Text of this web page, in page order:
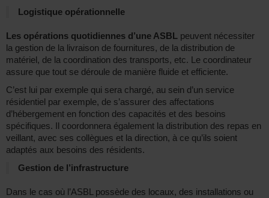
Logistique opérationnelle
Les opérations quotidiennes d’une ASBL peuvent nécessiter
la gestion de la livraison de fournitures, de la distribution de
matériel, de la coordination des transports, etc. Le coordinateur
assure que tout se déroule de manière fluide et efficiente.
C’est lui par exemple qui sera chargé, au sein d’un service
résidentiel par exemple, de s’assurer des affectations
d’hébergement en fonction des capacités et des besoins
spécifiques. Il coordonnera également la distribution des repas en
veillant, avec ses collègues et la direction, à ce qu’ils soient
adaptés aux besoins des résidents.
Gestion de l’infrastructure
Dans le cas où l’ASBL possède des locaux, des installations ou